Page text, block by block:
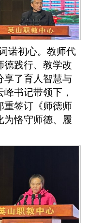
诺初心。教师代
德践行、教学改
享了育人智慧与
书记带领下，
重签订《师德师
为恪守师德、履